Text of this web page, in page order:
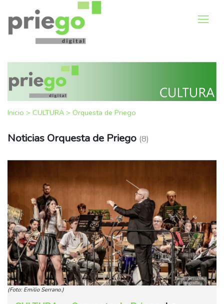
Inicio > CULTURA > Orquesta de Priego
Noticias Orquesta de Priego (8)
(Foto: Emilio Serrano.)